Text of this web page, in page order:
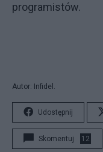
programistów.
Autor: Infidel.
Udostępnij
Skomentuj 12